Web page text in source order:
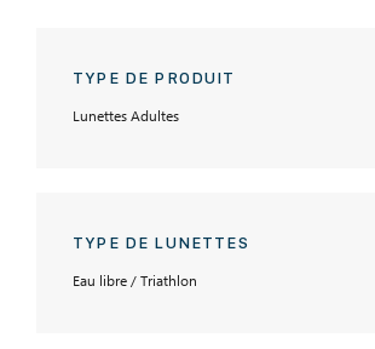
TYPE DE PRODUIT
Lunettes Adultes
TYPE DE LUNETTES
Eau libre / Triathlon